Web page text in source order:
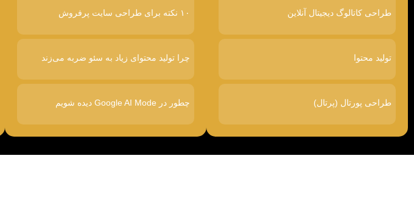
طراحی کاتالوگ دیجیتال آنلاین
تولید محتوا
طراحی پورتال (پرتال)
۱۰ نکته برای طراحی سایت پرفروش
چرا تولید محتوای زیاد به سئو ضربه می‌زند
چطور در Google AI Mode دیده شویم